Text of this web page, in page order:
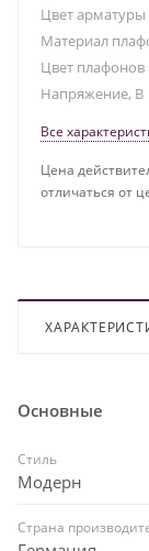
Цвет арматуры
Материал
Цвет плафонов
Напряжение, В
Все
Цена
отличаться от
Основные
Стиль
Модерн
Страна